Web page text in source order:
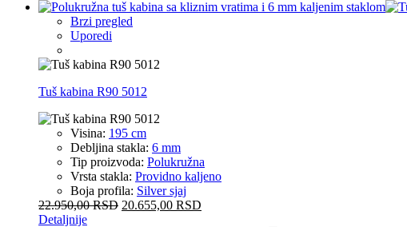
Brzi pregled
Uporedi
Tuš kabina R90 5012
Visina: 195 cm
Debljina stakla: 6 mm
Tip proizvoda: Polukružna
Vrsta stakla: Providno kaljeno
Boja profila: Silver sjaj
22.950,00RSD 20.655,00 RSD
Detaljnije